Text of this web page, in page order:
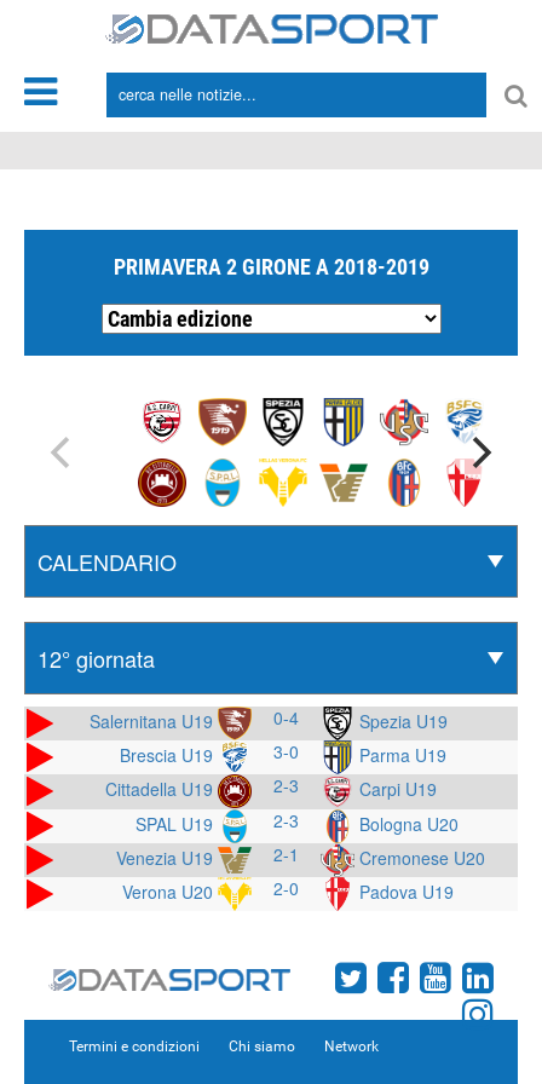
PRIMAVERA 2 GIRONE A 2018-2019
Salernitana U19 0-4
Spezia U19
Brescia U19
3-0
Parma U19
Cittadella U19
2-3
Carpi U19
SPAL U19
2-3
Bologna U20
Venezia U19
2-1
Cremonese U20
Verona U20
2-0 Padova U19
Termini e condizioni Chi siamo Network